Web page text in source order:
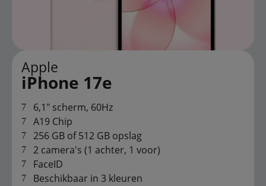
Apple
iPhone 17e
6,1" scherm, 60Hz
A19 Chip
256 GB of 512 GB opslag
2 camera's (1 achter, 1 voor)
FaceID
Beschikbaar in 3 kleuren